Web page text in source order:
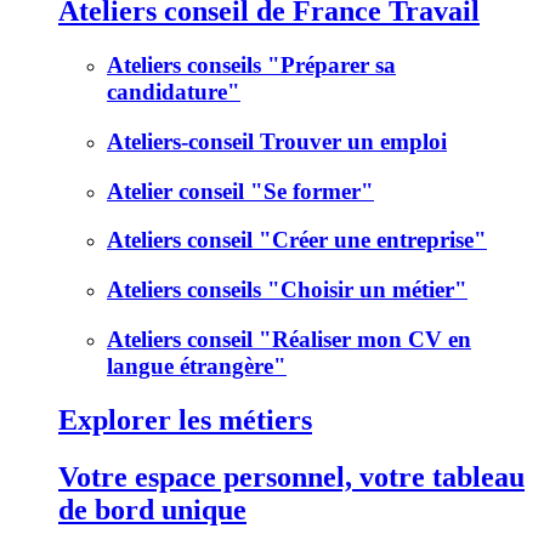
Ateliers conseil de France Travail
Ateliers conseils "Préparer sa
candidature"
Ateliers-conseil Trouver un emploi
Atelier conseil "Se former"
Ateliers conseil "Créer une entreprise"
Ateliers conseils "Choisir un métier"
Ateliers conseil "Réaliser mon CV en
langue étrangère"
Explorer les métiers
Votre espace personnel, votre tableau
de bord unique